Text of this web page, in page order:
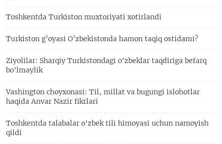
Toshkentda Turkiston muxtoriyati xotirlandi
Turkiston g’oyasi O’zbekistonda hamon taqiq ostidami?
Ziyolilar: Sharqiy Turkistondagi o'zbeklar taqdiriga befarq
bo'lmaylik
Vashington choyxonasi: Til, millat va bugungi islohotlar
haqida Anvar Nazir fikrlari
Toshkentda talabalar o'zbek tili himoyasi uchun namoyish
qildi